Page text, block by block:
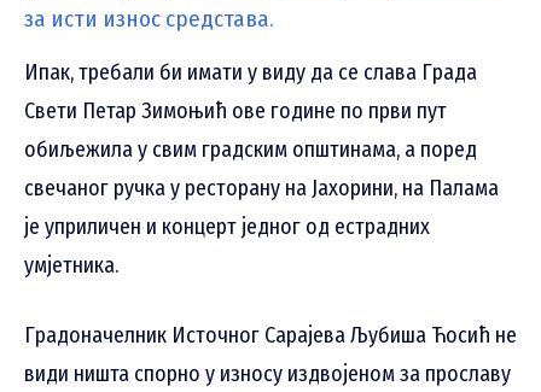
за исти износ средстава.
Ипак, требали би имати у виду да се слава Града
Свети Петар Зимоњић ове године по први пут
обиљежила у свим градским општинама, а поред
свечаног ручка у ресторану на Јахорини, на Палама
је уприличен и концерт једног од естрадних
умјетника.
Градоначелник Источног Сарајева Љубиша Ћосић не
види ништа спорно у износу издвојеном за прославу